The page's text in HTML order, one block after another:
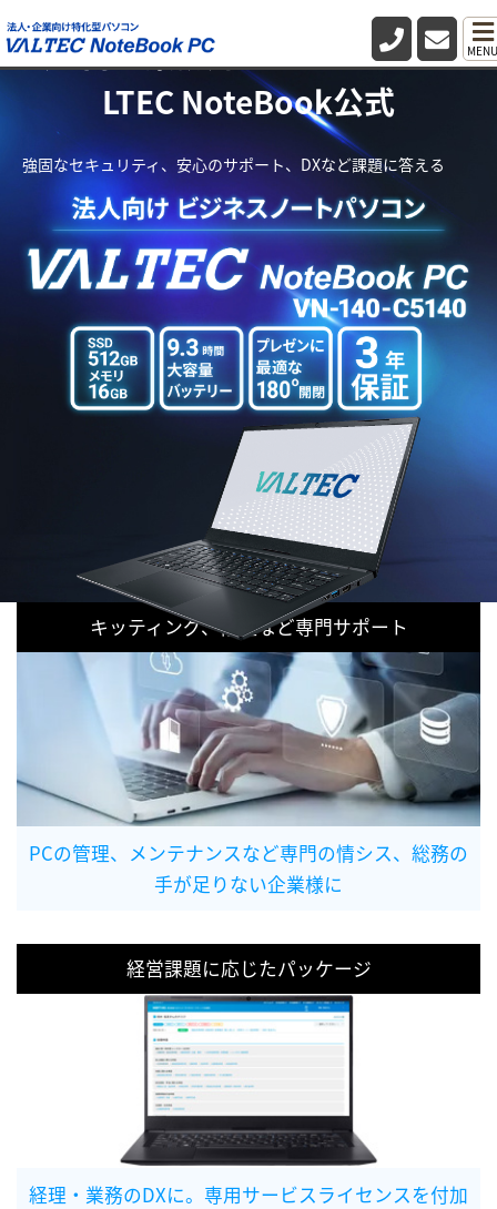
MENU
法人向け業務用パソコン・PC VA
LTEC NoteBook公式
強固なセキュリティ、安心のサポート、DXなど課題に答える
キッティング、修理など専門サポート
PCの管理、メンテナンスなど専門の情シス、総務の
手が足りない企業様に
経営課題に応じたパッケージ
経理・業務のDXに。専用サービスライセンスを付加